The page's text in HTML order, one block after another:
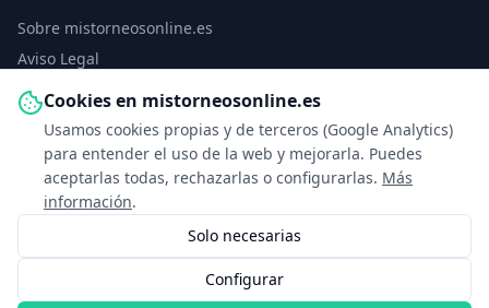
Cookies en mistorneosonline.es
Usamos cookies propias y de terceros (Google Analytics)
para entender el uso de la web y mejorarla. Puedes
aceptarlas todas, rechazarlas o configurarlas. Más
información.
Solo necesarias
Configurar
Sobre mistorneosonline.es
Aviso Legal
Política de Privacidad
Política de Cookies
Configurar cookies
Contacto
info@mistorneosonline.es